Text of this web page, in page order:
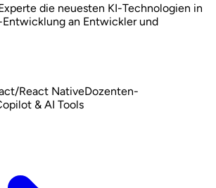
die neuesten KI-Technologien in
an Entwickler und
React NativeDozenten-
& AI Tools